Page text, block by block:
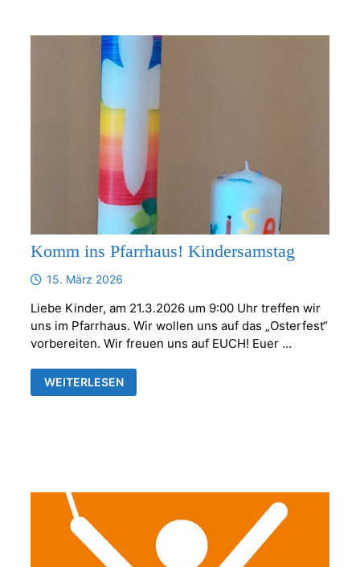
Komm ins Pfarrhaus! Kindersamstag
15. März 2026
Liebe Kinder, am 21.3.2026 um 9:00 Uhr treffen wir
uns im Pfarrhaus. Wir wollen uns auf das „Osterfest“
vorbereiten. Wir freuen uns auf EUCH! Euer …
KOMM
INS
WEITERLESEN